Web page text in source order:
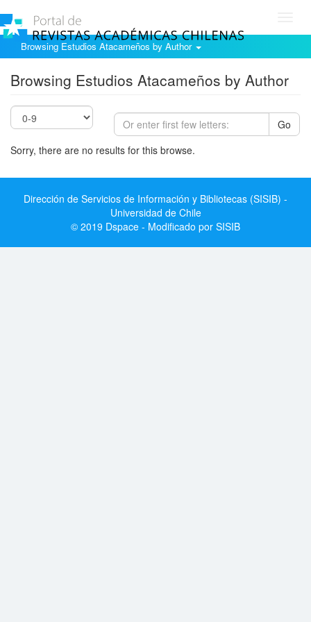
Browsing Estudios Atacameños by Author
Browsing Estudios Atacameños by Author
Go
Sorry, there are no results for this browse.
Dirección de Servicios de Información y Bibliotecas (SISIB) -
Universidad de Chile
© 2019 Dspace - Modificado por SISIB